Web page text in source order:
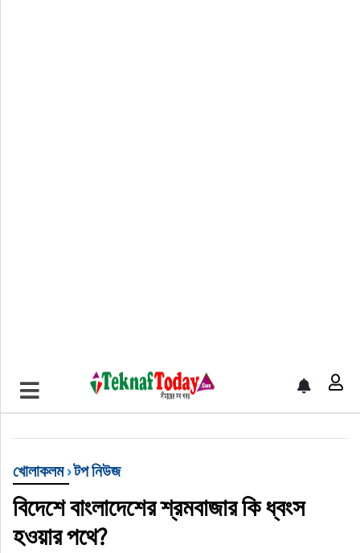
খেলাধুলা
বিনোদন
অর্থ-বানিজ্য
অন্যান্য
খোলাকলম›টপ নিউজ
বিদেশে বাংলাদেশের শ্রমবাজার কি ধ্বংস
হওয়ার পথে?